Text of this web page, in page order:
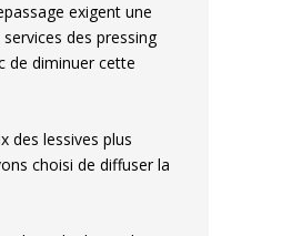
exigent une
des pressing
de diminuer cette
des lessives plus
choisi de diffuser la